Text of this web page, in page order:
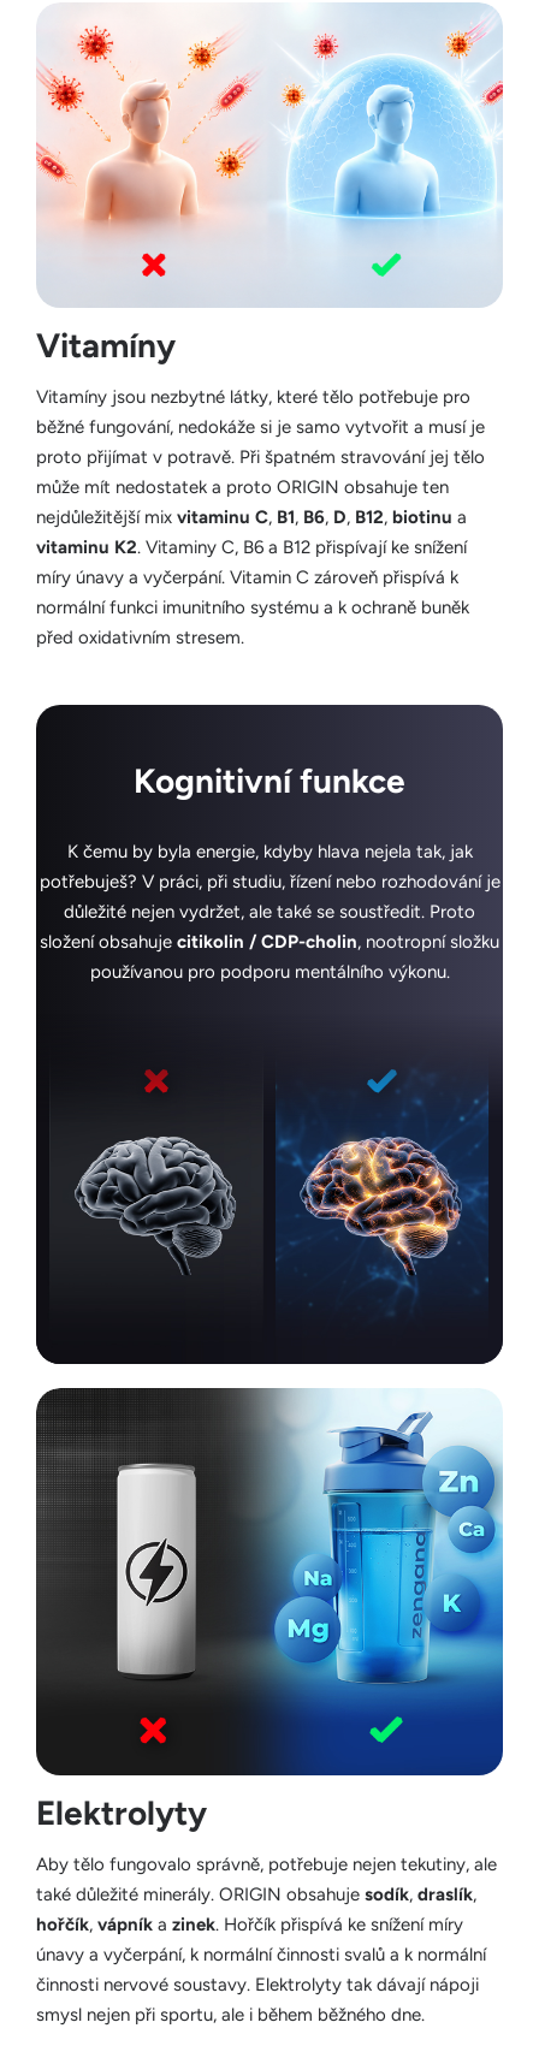
Vitamíny
Vitamíny jsou nezbytné látky, které tělo potřebuje pro
běžné fungování, nedokáže si je samo vytvořit a musí je
proto přijímat v potravě. Při špatném stravování jej tělo
může mít nedostatek a proto ORIGIN obsahuje ten
nejdůležitější mix vitaminu C, B1, B6, D, B12, biotinu a
vitaminu K2. Vitaminy C, B6 a B12 přispívají ke snížení
míry únavy a vyčerpání. Vitamin C zároveň přispívá k
normální funkci imunitního systému a k ochraně buněk
před oxidativním stresem.
Kognitivní funkce
K čemu by byla energie, kdyby hlava nejela tak, jak
potřebuješ? V práci, při studiu, řízení nebo rozhodování je
důležité nejen vydržet, ale také se soustředit. Proto
složení obsahuje citikolin / CDP-cholin, nootropní složku
používanou pro podporu mentálního výkonu.
Elektrolyty
Aby tělo fungovalo správně, potřebuje nejen tekutiny, ale
také důležité minerály. ORIGIN obsahuje sodík, draslík,
hořčík, vápník a zinek. Hořčík přispívá ke snížení míry
únavy a vyčerpání, k normální činnosti svalů a k normální
činnosti nervové soustavy. Elektrolyty tak dávají nápoji
smysl nejen při sportu, ale i během běžného dne.